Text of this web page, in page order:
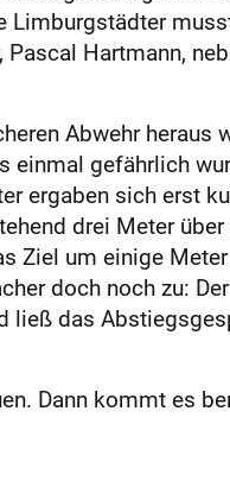
Limburgstädter
Hartmann,
Abwehr heraus
gefährlich
ergaben sich erst
drei Meter
Ziel um einige
doch noch zu:
ließ das
Dann kommt es